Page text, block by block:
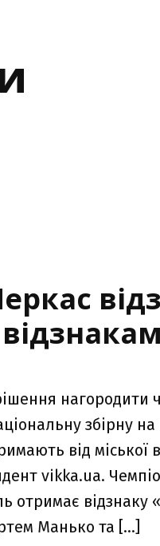
нагородити
збірну на
від міської
vikka.ua.
отримає відзнаку
Манько та […]